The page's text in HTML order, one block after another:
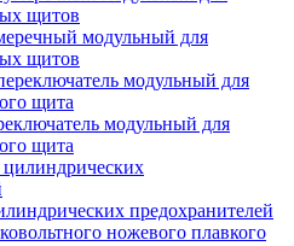
модульный для
щитов
модульный для
щита
предохранителей